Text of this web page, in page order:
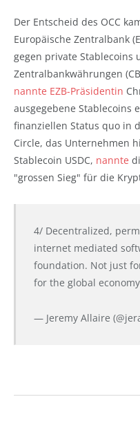
Der Entscheid des OCC
Europäische Zentralbank
gegen private Stablecoins
Zentralbankwährungen
nannte EZB-Präsidentin
ausgegebene Stablecoins
finanziellen Status quo in
Circle, das Unternehmen
Stablecoin USDC, nannte
"grossen Sieg" für die
4/ Decentralized,
internet mediated
foundation. Not just
for the global
— Jeremy Allaire